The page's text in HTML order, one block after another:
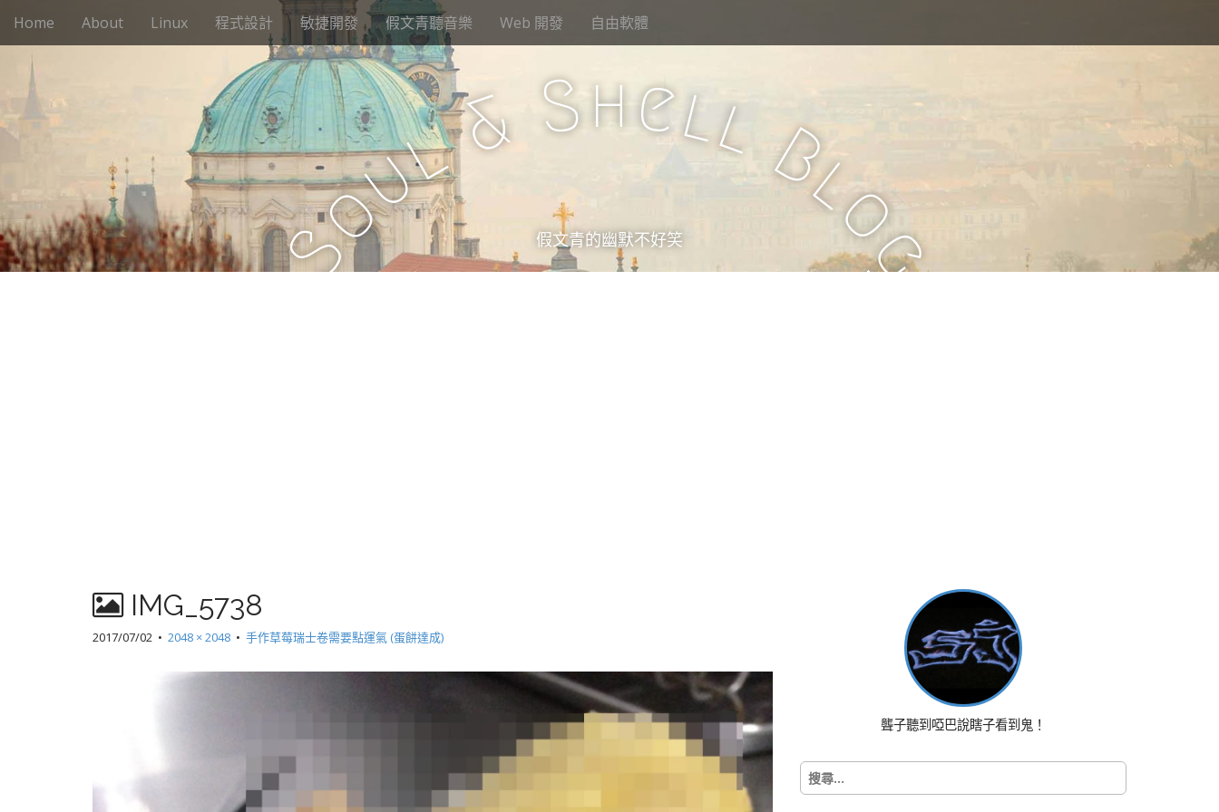
M
e
i
c
n
t
Home About Linux 程式設計 敏捷開發 假文青聽音樂 Web 開發 自由軟體
S
o
u
l& Shell B
l
o
g
假文青的幽默不好笑
IMG_5738
2017/07/02 • 2048 × 2048 • 手作草莓瑞士卷需要點運氣 (蛋餅達成)
聾子聽到啞巴說瞎子看到鬼！
搜
尋